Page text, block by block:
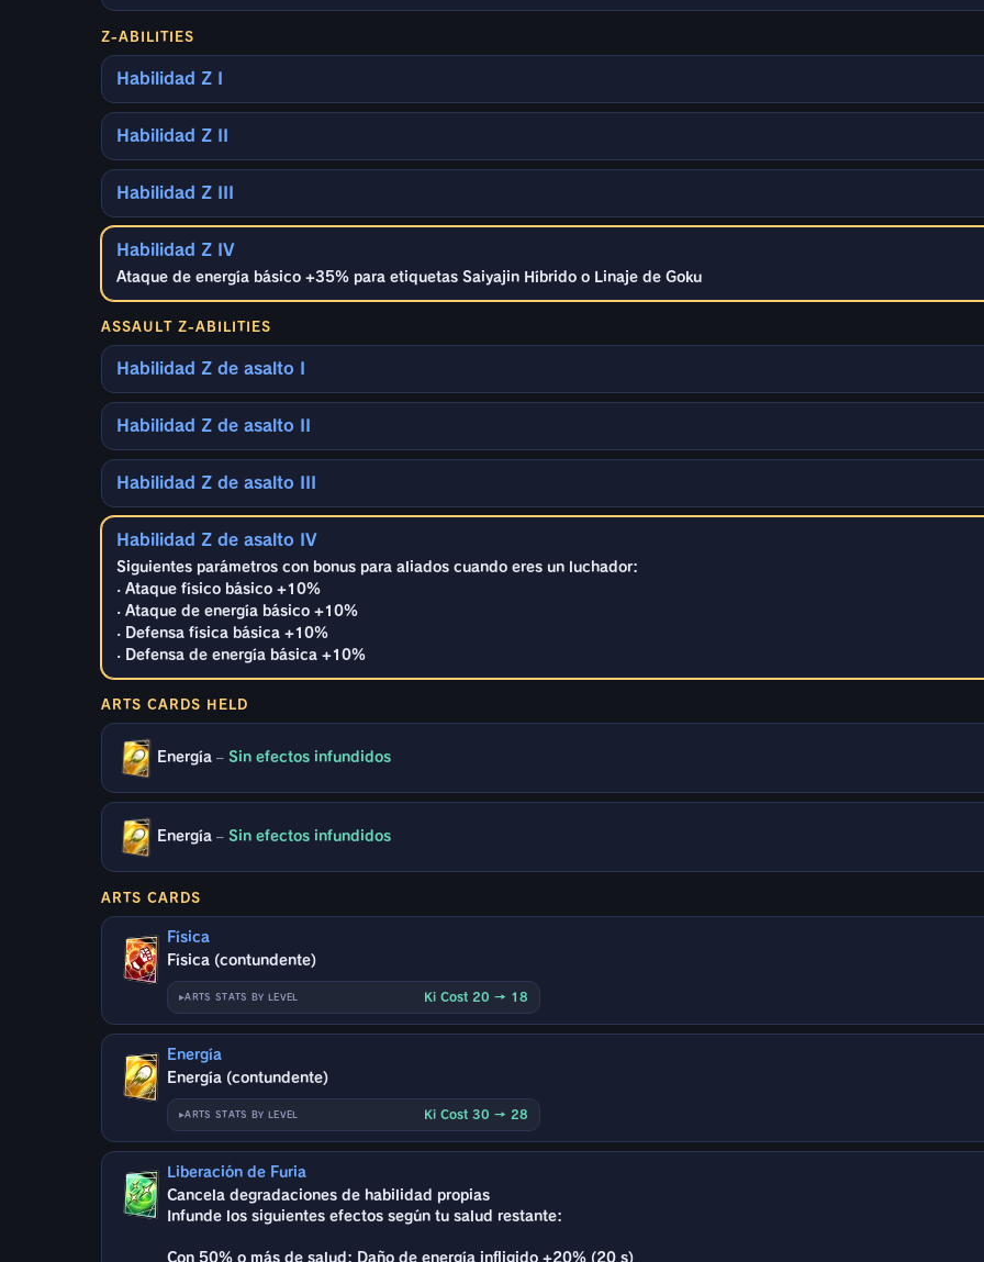
Z-ABILITIES
Habilidad Z I
Habilidad Z II
Habilidad Z III
Habilidad Z IV
Ataque de energía básico +35% para etiquetas Saiyajin Híbrido o Linaje de Goku
ASSAULT Z-ABILITIES
Habilidad Z de asalto I
Habilidad Z de asalto II
Habilidad Z de asalto III
Habilidad Z de asalto IV
Siguientes parámetros con bonus para aliados cuando eres un luchador:
· Ataque físico básico +10%
· Ataque de energía básico +10%
· Defensa física básica +10%
· Defensa de energía básica +10%
ARTS CARDS HELD
Energía – Sin efectos infundidos
Energía – Sin efectos infundidos
ARTS CARDS
Física
Física (contundente)
ARTS STATS BY LEVEL Ki Cost 20 → 18
Energía
Energía (contundente)
ARTS STATS BY LEVEL Ki Cost 30 → 28
Liberación de Furia
Cancela degradaciones de habilidad propias
Infunde los siguientes efectos según tu salud restante:
Con 50% o más de salud: Daño de energía infligido +20% (20 s)